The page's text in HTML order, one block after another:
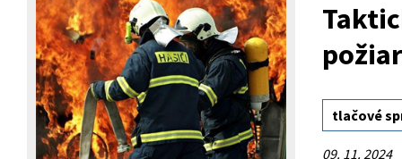
tlačové
09. 11. 2024